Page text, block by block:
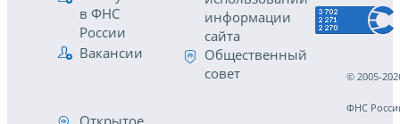
в ФНС
России
Вакансии
информации
сайта
Общественный
совет
Открытое
© 2005-
ФНС